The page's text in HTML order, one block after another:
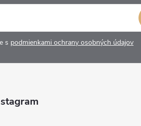
s podmienkami ochrany osobných údajov